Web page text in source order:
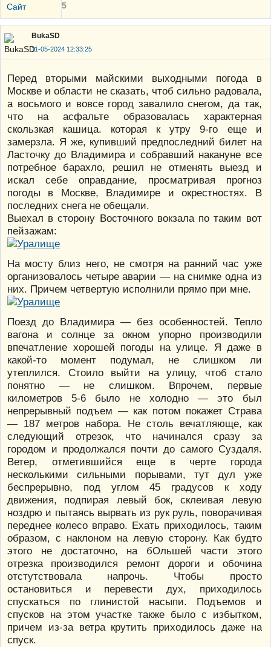
Сайт 5
BukaSD
11-05-2024 12:33:25
Перед вторыми майскими выходными погода в
Москве и области не сказать, чтоб сильно радовала,
а восьмого и вовсе город завалило снегом, да так,
что на асфальте образовалась характерная
скользкая кашица. которая к утру 9-го еще и
замерзла. Я же, купивший предпоследний билет на
Ласточку до Владимира и собравший накануне все
потребное барахло, решил не отменять выезд и
искал себе оправдание, просматривая прогноз
погоды в Москве, Владимире и окрестностях. В
последних снега не обещали.
Выехал в сторону Восточного вокзала по таким вот
пейзажам:
На мосту близ него, не смотря на ранний час уже
организовалось четыре аварии — на снимке одна из
них. Причем четвертую исполнили прямо при мне.
Поезд до Владимира — без особенностей. Тепло
вагона и солнце за окном упорно производили
впечатление хорошей погоды на улице. Я даже в
какой-то момент подумал, не слишком ли
утеплился. Стоило выйти на улицу, чтоб стало
понятно — не слишком. Впрочем, первые
километров 5-6 было не холодно — это был
непрерывный подъем — как потом покажет Страва
— 187 метров набора. Не столь вечатляюще, как
следующий отрезок, что начинался сразу за
городом и продолжался почти до самого Суздаля.
Ветер, отметившийся еще в черте города
несколькими сильными порывами, тут дул уже
беспрерывно, под углом 45 градусов к ходу
движения, подпирая левый бок, склеивая левую
ноздрю и пытаясь вырвать из рук руль, поворачивая
переднее колесо вправо. Ехать приходилось, таким
образом, с наклоном на левую сторону. Как будто
этого не достаточно, на бОльшей части этого
отрезка производился ремонт дороги и обочина
отстутствовала напрочь. Чтобы просто
остановиться и перевести дух, приходилось
спускаться по глинистой насыпи. Подъемов и
спусков на этом участке также было с избытком,
причем из-за ветра крутить приходилось даже на
спуск.